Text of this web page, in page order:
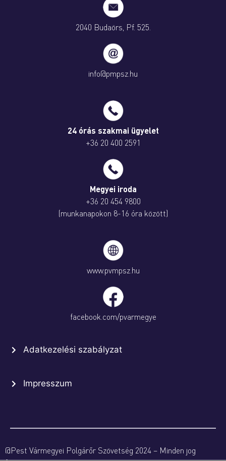
2040 Budaörs, Pf. 525.
info@pmpsz.hu
24 órás szakmai ügyelet
+36 20 400 2591
Megyei iroda
+36 20 454 9800
(munkanapokon 8-16 óra között)
www.pvmpsz.hu
facebook.com/pvarmegye
Adatkezelési szabályzat
Impresszum
@Pest Vármegyei Polgárőr Szövetség 2024 – Minden jog